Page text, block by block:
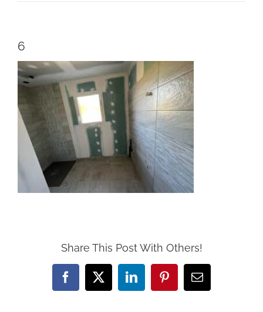
6
Share This Post With Others!
Facebook
X LinkedInPinterestEmail